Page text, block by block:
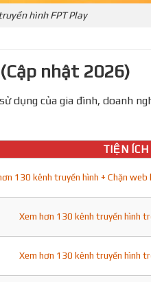
hình FPT Play
nhật 2026)
dụng của gia đình, doanh
TIỆN ÍCH
130 kênh truyền hình + Chặn
Xem hơn 130 kênh truyền hình
Xem hơn 130 kênh truyền hình